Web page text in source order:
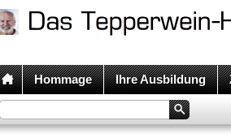
Hommage Ihre Ausbildung